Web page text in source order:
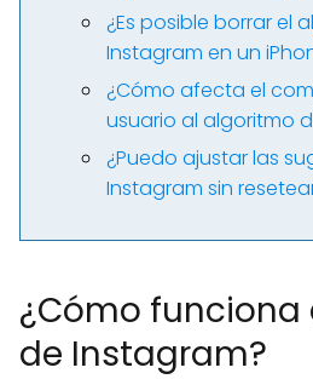
¿Es posible borrar el
Instagram en un
¿Cómo afecta el
usuario al algoritmo
¿Puedo ajustar las
Instagram sin
¿Cómo
de Instagram?